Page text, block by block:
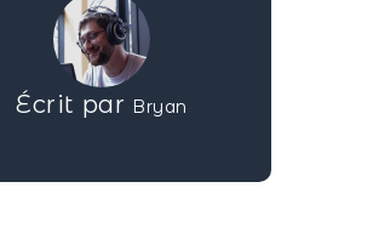
Écrit par Bryan